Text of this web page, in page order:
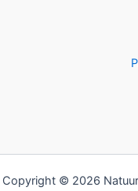
Copyright © 2026